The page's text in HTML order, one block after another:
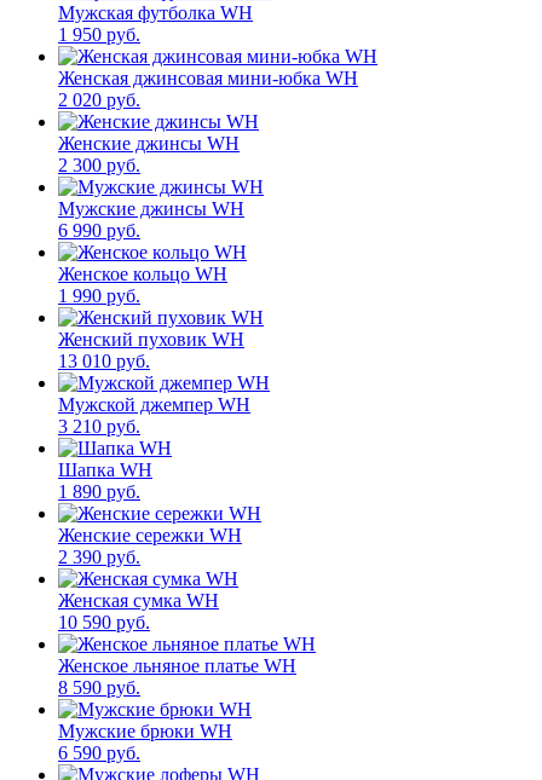
Мужская футболка WH
1 950 руб.
Женская джинсовая мини-юбка WH
2 020 руб.
Женские джинсы WH
2 300 руб.
Мужские джинсы WH
6 990 руб.
Женское кольцо WH
1 990 руб.
Женский пуховик WH
13 010 руб.
Мужской джемпер WH
3 210 руб.
Шапка WH
1 890 руб.
Женские сережки WH
2 390 руб.
Женская сумка WH
10 590 руб.
Женское льняное платье WH
8 590 руб.
Мужские брюки WH
6 590 руб.